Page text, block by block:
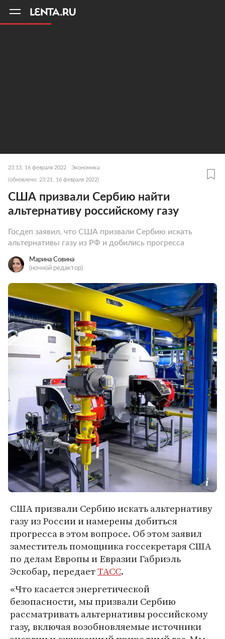
23:13, 16 февраля 2022 Экономика
(обновлено: 23:21, 16 февраля 2022)
США призвали Сербию найти
альтернативу российскому газу
Госдеп заявил, что США призвали Сербию искать
альтернативы газу из РФ и добились прогресса
Марина Совина
(ночной редактор)
США призвали Сербию искать альтернативу
газу из России и намерены добиться
прогресса в этом вопросе. Об этом заявил
заместитель помощника госсекретаря США
по делам Европы и Евразии Габриэль
Эскобар, передаетТАСС.
«Что касается энергетической
безопасности, мы призвали Сербию
рассматривать альтернативы российскому
газу, включая возобновляемые источники